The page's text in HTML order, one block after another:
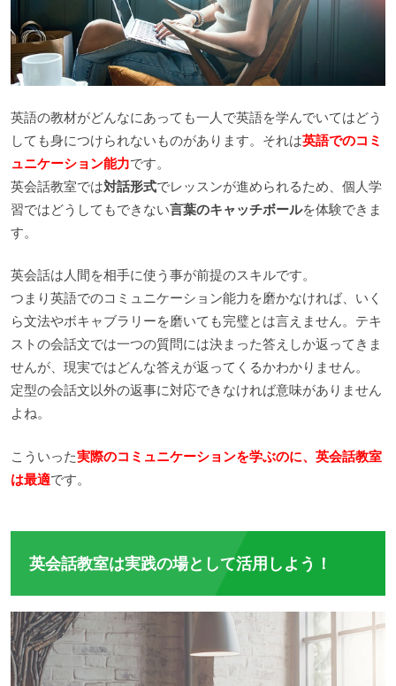
英語の教材がどんなにあっても一人で英語を学んでいてはどう
しても身につけられないものがあります。それは英語でのコミ
ュニケーション能力です。
英会話教室では対話形式でレッスンが進められるため、個人学
習ではどうしてもできない言葉のキャッチボールを体験できま
す。
英会話は人間を相手に使う事が前提のスキルです。
つまり英語でのコミュニケーション能力を磨かなければ、いく
ら文法やボキャブラリーを磨いても完璧とは言えません。テキ
ストの会話文では一つの質問には決まった答えしか返ってきま
せんが、現実ではどんな答えが返ってくるかわかりません。
定型の会話文以外の返事に対応できなければ意味がありません
よね。
こういった実際のコミュニケーションを学ぶのに、英会話教室
は最適です。
英会話教室は実践の場として活用しよう！